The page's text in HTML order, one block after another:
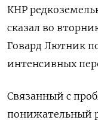
КНР
сказал во
Говард Лютник
интенсивных
Связанный с
понижательный